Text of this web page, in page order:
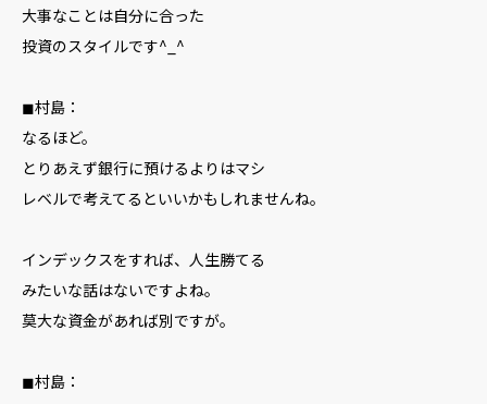
大事なことは自分に合った
投資のスタイルです^_^
◼︎村島：
なるほど。
とりあえず銀行に預けるよりはマシ
レベルで考えてるといいかもしれませんね。
インデックスをすれば、人生勝てる
みたいな話はないですよね。
莫大な資金があれば別ですが。
◼︎村島：